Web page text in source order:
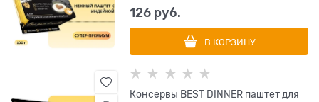
126 руб.
В КОРЗИНУ
Консервы BEST DINNER паштет для